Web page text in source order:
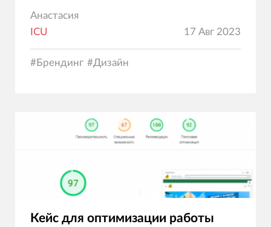
Анастасия
ICU
17 Авг 2023
#Брендинг #Дизайн
Кейс для оптимизации работы